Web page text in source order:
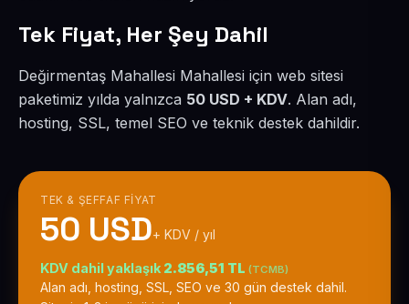
Tek Fiyat, Her Şey Dahil
Değirmentaş Mahallesi Mahallesi için web sitesi
paketimiz yılda yalnızca 50 USD + KDV. Alan adı,
hosting, SSL, temel SEO ve teknik destek dahildir.
TEK & ŞEFFAF FIYAT
50 USD+ KDV / yıl
KDV dahil yaklaşık 2.856,51 TL (TCMB)
Alan adı, hosting, SSL, SEO ve 30 gün destek dahil.